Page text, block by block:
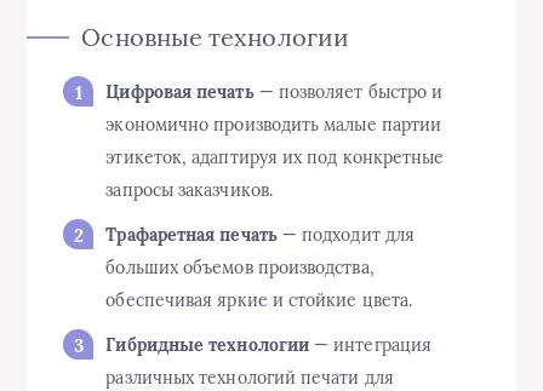
Основные технологии
Цифровая печать— позволяет быстро и
экономично производить малые партии
этикеток, адаптируя их под конкретные
запросы заказчиков.
Трафаретная печать— подходит для
больших объемов производства,
обеспечивая яркие и стойкие цвета.
Гибридные технологии — интеграция
различных технологий печати для